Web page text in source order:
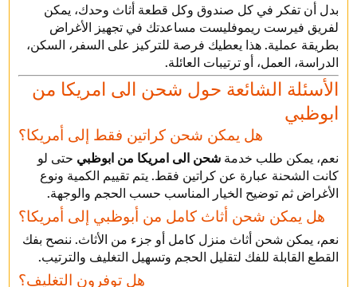
بدل أن تفكر في كل صندوق وكل قطعة أثاث وحدك، يمكن
لفريق فيرست ريموفليست مساعدتك في تجهيز الأغراض
بطريقة عملية. هذا يعطيك فرصة للتركيز على السفر، السكن،
الدراسة، العمل، أو ترتيبات العائلة.
الأسئلة الشائعة حول شحن الى امريكا من
ابوظبي
هل يمكن شحن كراتين فقط إلى أمريكا؟
نعم، يمكن طلب خدمة شحن الى امريكا من ابوظبي حتى لو
كانت الشحنة عبارة عن كراتين فقط. يتم تقييم الكمية ونوع
الأغراض ثم توضيح الخيار المناسب حسب الحجم والوجهة.
هل يمكن شحن أثاث كامل من أبوظبي إلى أمريكا؟
نعم، يمكن شحن أثاث منزل كامل أو جزء من الأثاث. ننصح بفك
القطع القابلة للفك لتقليل الحجم وتسهيل التغليف والترتيب.
هل توفرون التغليف؟